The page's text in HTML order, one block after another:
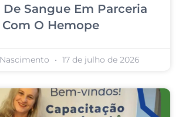
De Sangue Em Parceria
Com O Hemope
17 de julho de 2026